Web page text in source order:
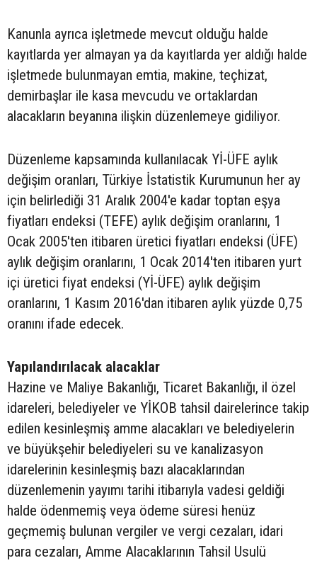
Kanunla ayrıca işletmede mevcut olduğu halde
kayıtlarda yer almayan ya da kayıtlarda yer aldığı halde
işletmede bulunmayan emtia, makine, teçhizat,
demirbaşlar ile kasa mevcudu ve ortaklardan
alacakların beyanına ilişkin düzenlemeye gidiliyor.
Düzenleme kapsamında kullanılacak Yİ-ÜFE aylık
değişim oranları, Türkiye İstatistik Kurumunun her ay
için belirlediği 31 Aralık 2004'e kadar toptan eşya
fiyatları endeksi (TEFE) aylık değişim oranlarını, 1
Ocak 2005'ten itibaren üretici fiyatları endeksi (ÜFE)
aylık değişim oranlarını, 1 Ocak 2014'ten itibaren yurt
içi üretici fiyat endeksi (Yİ-ÜFE) aylık değişim
oranlarını, 1 Kasım 2016'dan itibaren aylık yüzde 0,75
oranını ifade edecek.
Yapılandırılacak alacaklar
Hazine ve Maliye Bakanlığı, Ticaret Bakanlığı, il özel
idareleri, belediyeler ve YİKOB tahsil dairelerince takip
edilen kesinleşmiş amme alacakları ve belediyelerin
ve büyükşehir belediyeleri su ve kanalizasyon
idarelerinin kesinleşmiş bazı alacaklarından
düzenlemenin yayımı tarihi itibarıyla vadesi geldiği
halde ödenmemiş veya ödeme süresi henüz
geçmemiş bulunan vergiler ve vergi cezaları, idari
para cezaları, Amme Alacaklarının Tahsil Usulü